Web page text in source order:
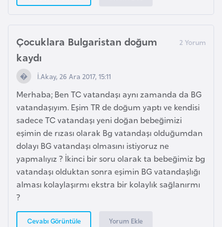
Çocuklara Bulgaristan doğum
kaydı
İ.Akay, 26 Ara 2017, 15:11
Merhaba; Ben TC vatandaşı aynı zamanda da BG
vatandaşıyım. Eşim TR de doğum yaptı ve kendisi
sadece TC vatandaşı yeni doğan bebeğimizi
eşimin de rızası olarak Bg vatandaşı olduğumdan
dolayı BG vatandaşı olmasını istiyoruz ne
yapmalıyız ? İkinci bir soru olarak ta bebeğimiz bg
vatandaşı olduktan sonra eşimin BG vatandaşlığı
alması kolaylaşırmı ekstra bir kolaylık sağlanırmı
?
Cevabı Görüntüle Yorum Ekle
y
i
C
i
b
u
t
i
Ç
i
n